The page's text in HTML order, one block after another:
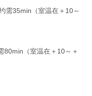
需35min（室温在＋10～
（室温在＋10～＋